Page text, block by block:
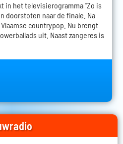
in het televisierogramma "Zo is
doorstoten naar de finale. Na
countrypop. Nu brengt
uit. Naast zangeres is